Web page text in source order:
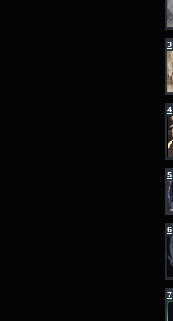
3
4
5
6
7